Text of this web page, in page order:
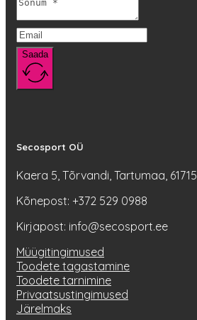
Saada
Secosport OÜ
Kaera 5, Tõrvandi, Tartumaa, 61715
Kõnepost: +372 529 0988
Kirjapost: info@secosport.ee
Müügitingimused
Toodete tagastamine
Toodete tarnimine
Privaatsustingimused
Järelmaks